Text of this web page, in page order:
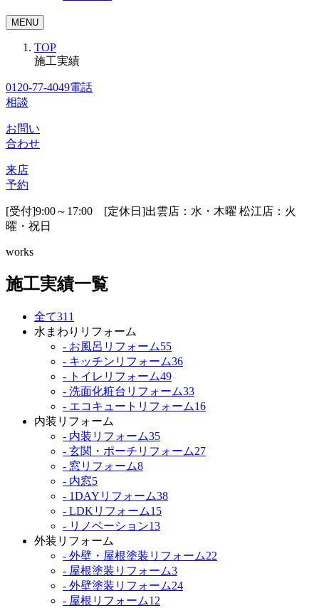
MENU
TOP
施工実績
0120-77-4049電話
相談
お問い
合わせ
来店
予約
[受付]9:00～17:00 [定休日]出雲店：水・木曜 松江店：火
曜・祝日
works
施工実績一覧
全て311
水まわりリフォーム
- お風呂リフォーム55
- キッチンリフォーム36
- トイレリフォーム49
- 洗面化粧台リフォーム33
- エコキュートリフォーム16
内装リフォーム
- 内装リフォーム35
- 玄関・ポーチリフォーム27
- 窓リフォーム8
- 内窓5
- 1DAYリフォーム38
- LDKリフォーム15
- リノベーション13
外装リフォーム
- 外壁・屋根塗装リフォーム22
- 屋根塗装リフォーム3
- 外壁塗装リフォーム24
- 屋根リフォーム12